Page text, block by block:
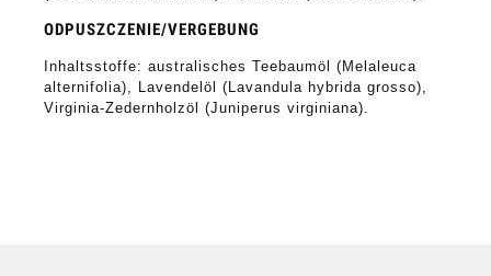
ODPUSZCZENIE/VERGEBUNG
Inhaltsstoffe: australisches Teebaumöl (Melaleuca
alternifolia), Lavendelöl (Lavandula hybrida grosso),
Virginia-Zedernholzöl (Juniperus virginiana).